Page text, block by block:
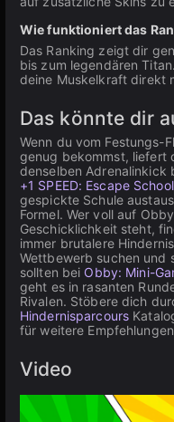
Wie funktioniert das
Das Ranking zeigt dir
bis zum legendären
deine Muskelkraft direkt
Das könnte dir
Wenn du vom Festungs-
genug bekommst, liefert
denselben Adrenalinkick
+1 SPEED: Escape School
gespickte Schule
Formel. Wer voll auf
Geschicklichkeit steht,
immer brutalere
Wettbewerb suchen und
sollten bei Obby: Mini-
geht es in rasanten
Rivalen. Stöbere dich
Hindernisparcours
für weitere
Video